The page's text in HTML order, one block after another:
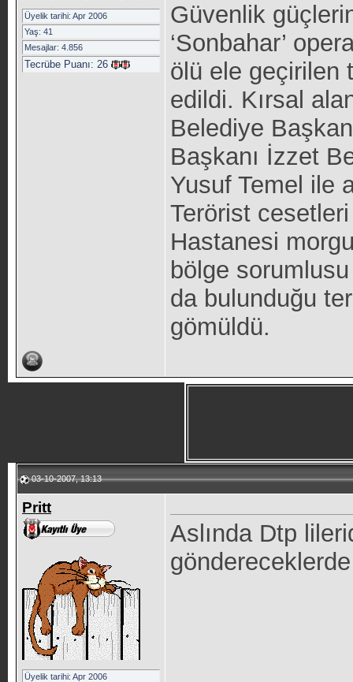
Üyelik tarihi: Apr 2006
Yaş: 41
Mesajlar: 4.856
Tecrübe Puanı: 26
Güvenlik
‘Sonbahar’
ölü ele geçirilen
edildi. Kırsal
Belediye
Başkanı İzzet
Yusuf Temel ile
Terörist
Hastanesi
bölge
da bulunduğu
gömüldü.
03-10-2007, 13:13
Pritt
Üyelik tarihi: Apr 2006
Aslında Dtp